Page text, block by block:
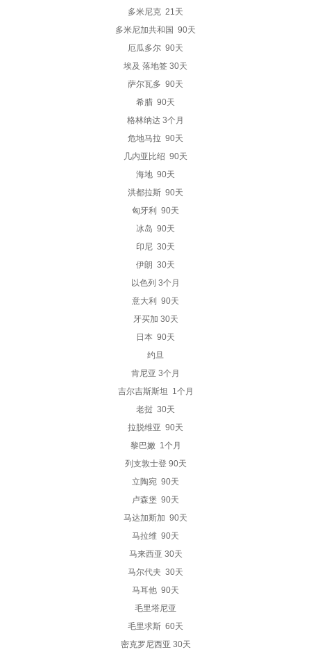
多米尼克 21天
多米尼加共和国 90天
厄瓜多尔 90天
埃及 落地签 30天
萨尔瓦多 90天
希腊 90天
格林纳达 3个月
危地马拉 90天
几内亚比绍 90天
海地 90天
洪都拉斯 90天
匈牙利 90天
冰岛 90天
印尼 30天
伊朗 30天
以色列 3个月
意大利 90天
牙买加 30天
日本 90天
约旦
肯尼亚 3个月
吉尔吉斯斯坦 1个月
老挝 30天
拉脱维亚 90天
黎巴嫩 1个月
列支敦士登 90天
立陶宛 90天
卢森堡 90天
马达加斯加 90天
马拉维 90天
马来西亚 30天
马尔代夫 30天
马耳他 90天
毛里塔尼亚
毛里求斯 60天
密克罗尼西亚 30天